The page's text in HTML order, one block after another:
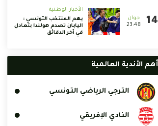
23:48
الأخبار الوطنية
يهم المنتخب التونسي :
اليابان تصدم هولندا بتعادل
في آخر الدقائق
أهم الأندية العالمية
الترجي الرياضي التونسي
النادي الإفريقي